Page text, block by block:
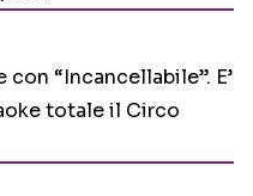
“Incancellabile”. E’
totale il Circo